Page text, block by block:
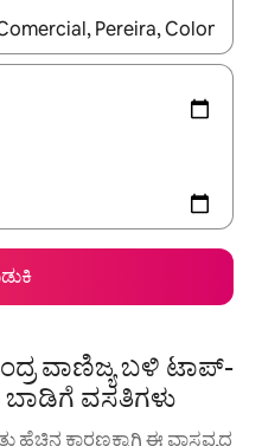
ಡೌನ್ ಬಾಣದ ಕೀಲಿಗಳೊಂದಿಗೆ
ವಾಣಿಜ್ಯ ಬಳಿ ಟಾಪ್-
ವಸತಿಗಳು
ಹೆಚ್ಚಿನ ಕಾರಣಕ್ಕಾಗಿ ಈ ವಾಸ್ತವ್ಯದ